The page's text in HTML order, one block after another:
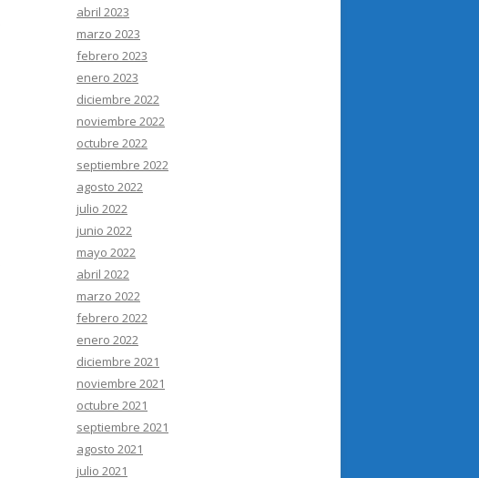
abril 2023
marzo 2023
febrero 2023
enero 2023
diciembre 2022
noviembre 2022
octubre 2022
septiembre 2022
agosto 2022
julio 2022
junio 2022
mayo 2022
abril 2022
marzo 2022
febrero 2022
enero 2022
diciembre 2021
noviembre 2021
octubre 2021
septiembre 2021
agosto 2021
julio 2021